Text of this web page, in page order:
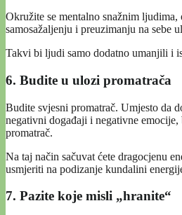
Okružite se mentalno snažnim ljudima,
samosažaljenju i preuzimanju na sebe
Takvi bi ljudi samo dodatno umanjili i
6. Budite u ulozi promatrača
Budite svjesni promatrač. Umjesto da
negativni događaji i negativne emocije,
promatrač.
Na taj način sačuvat ćete dragocjenu
usmjeriti na podizanje kundalini
7. Pazite koje misli „hranite“